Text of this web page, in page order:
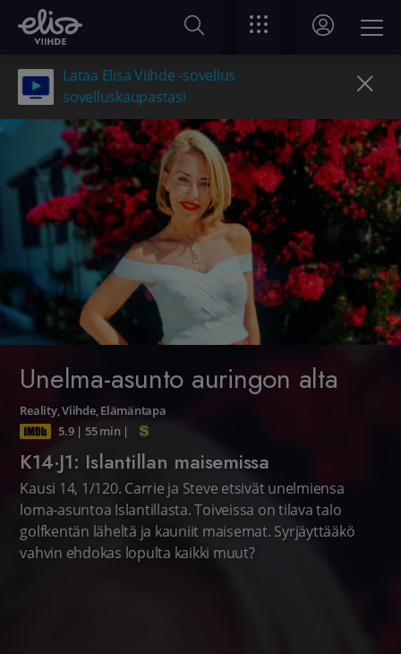
Lataa Elisa Viihde -sovellus
sovelluskaupastasi
Unelma-asunto auringon alta
Reality,Viihde,Elämäntapa
5.9| 55 min |
K14·J1: Islantillan maisemissa
Kausi 14, 1/120. Carrie ja Steve etsivät unelmiensa
loma-asuntoa Islantillasta. Toiveissa on tilava talo
golfkentän läheltä ja kauniit maisemat. Syrjäyttääkö
vahvin ehdokas lopulta kaikki muut?